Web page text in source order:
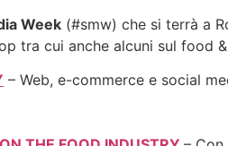
Week (#smw) che si terrà a
tra cui anche alcuni sul food
– Web, e-commerce e social